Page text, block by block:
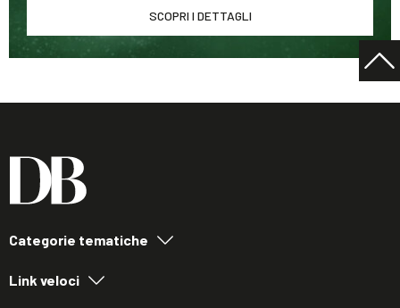
SCOPRI I DETTAGLI
Categorie tematiche
Link veloci